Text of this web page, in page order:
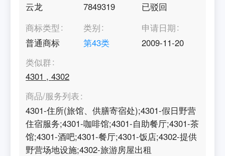
云龙
7849319
已驳回
商标类型
普通商标
类别
第43类
申请日期
2009-11-20
类似群
4301 ,4302
商品/服务列表
4301-住所(旅馆、供膳寄宿处);4301-假日野营
住宿服务;4301-咖啡馆;4301-自助餐厅;4301-茶
馆;4301-酒吧;4301-餐厅;4301-饭店;4302-提供
野营场地设施;4302-旅游房屋出租